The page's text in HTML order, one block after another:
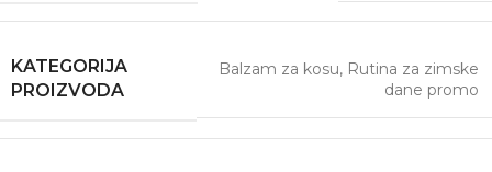
KATEGORIJA
PROIZVODA
Balzam za kosu, Rutina za zimske
dane promo